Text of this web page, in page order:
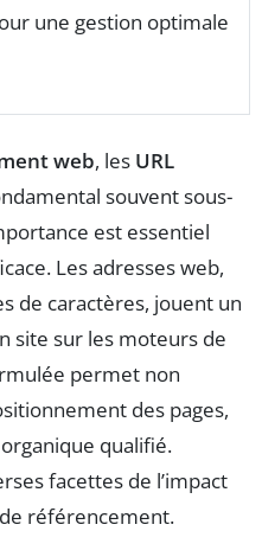
une gestion optimale
web, les URL
souvent sous-
est essentiel
Les adresses web,
de caractères, jouent un
site sur les moteurs de
permet non
des pages,
qualifié.
facettes de l’impact
référencement.